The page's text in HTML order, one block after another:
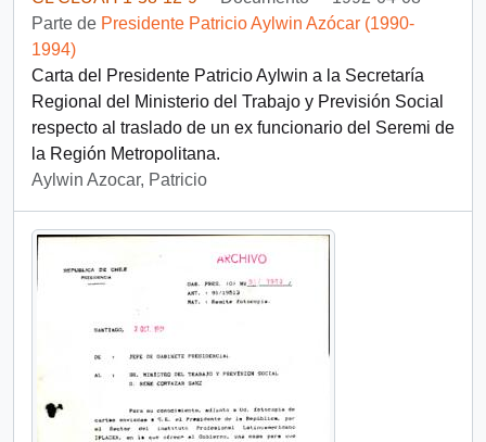
Parte de Presidente Patricio Aylwin Azócar (1990-
1994)
Carta del Presidente Patricio Aylwin a la Secretaría
Regional del Ministerio del Trabajo y Previsión Social
respecto al traslado de un ex funcionario del Seremi de
la Región Metropolitana.
Aylwin Azocar, Patricio